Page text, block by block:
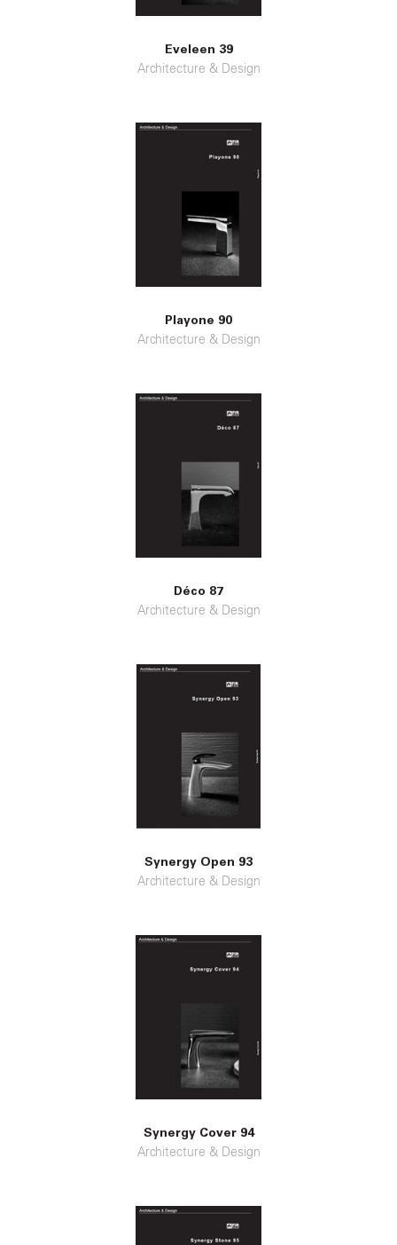
Eveleen 39
Architecture & Design
Playone 90
Architecture & Design
Déco 87
Architecture & Design
Synergy Open 93
Architecture & Design
Synergy Cover 94
Architecture & Design